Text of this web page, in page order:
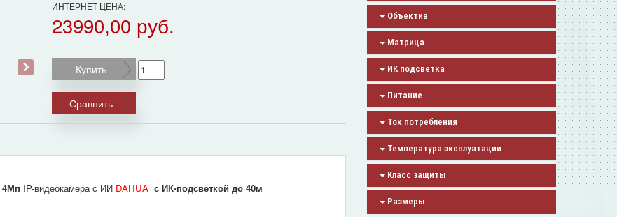
›
ИНТЕРНЕТ ЦЕНА:
23990,00 руб.
Купить
Сравнить
4Мп IP-видеокамера с ИИ DAHUA с ИК-подсветкой до 40м
Объектив
Матрица
ИК подсветка
Питание
Ток потребления
Температура эксплуатации
Класс защиты
Размеры